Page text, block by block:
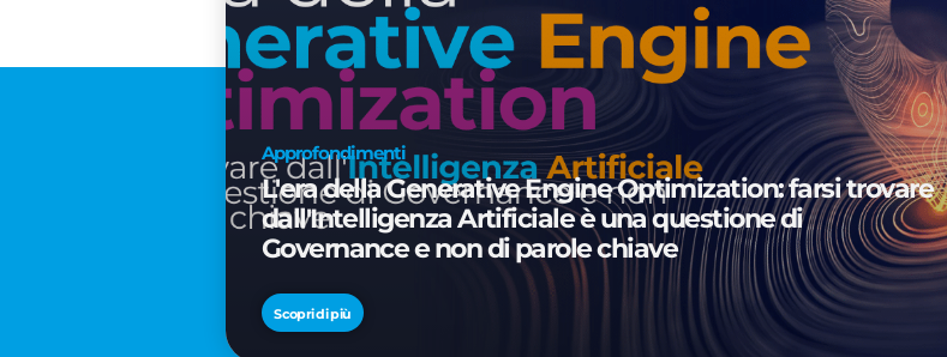
Approfondimenti
L'era della Generative Engine Optimization: farsi trovare
dall'Intelligenza Artificiale è una questione di
Governance e non di parole chiave
Scopri di più